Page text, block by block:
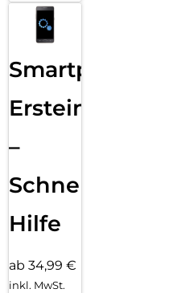
Smartphone
Ersteinrichtung
–
Schnelle
Hilfe
ab 34,99 €
inkl. MwSt.